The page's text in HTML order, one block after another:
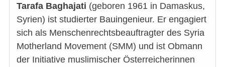
Tarafa Baghajati (geboren 1961 in Damaskus,
Syrien) ist studierter Bauingenieur. Er engagiert
sich als Menschenrechtsbeauftragter des Syria
Motherland Movement (SMM) und ist Obmann
der Initiative muslimischer Österreicherinnen